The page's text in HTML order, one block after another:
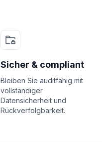
Sicher & compliant
Bleiben Sie auditfähig mit
vollständiger
Datensicherheit und
Rückverfolgbarkeit.